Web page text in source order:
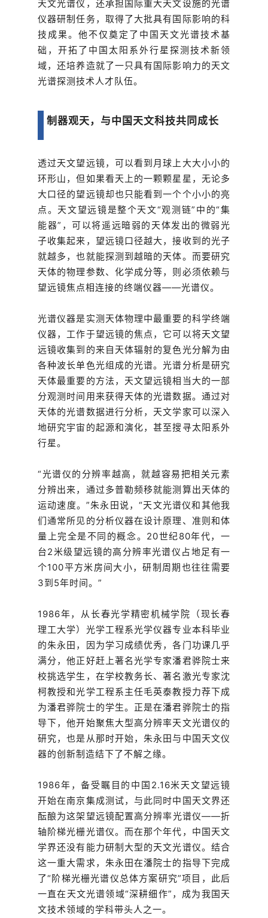
天文光谱仪，还承担国际重大天文设施的光谱
仪器研制任务，取得了大批具有国际影响的科
技成果。他不仅奠定了中国天文光谱技术基
础，开拓了中国太阳系外行星探测技术新领
域，还培养造就了一只具有国际影响力的天文
光谱探测技术人才队伍。
制器观天，与中国天文科技共同成长
透过天文望远镜，可以看到月球上大大小小的
环形山，但如果看天上的一颗颗星星，无论多
大口径的望远镜却也只能看到一个个小小的亮
点。天文望远镜是整个天文“观测链”中的“集
能器”，可以将遥远暗弱的天体发出的微弱光
子收集起来，望远镜口径越大，接收到的光子
就越多，也就能探测到越暗的天体。而要研究
天体的物理参数、化学成分等，则必须依赖与
望远镜焦点相连接的终端仪器——光谱仪。
光谱仪器是实测天体物理中最重要的科学终端
仪器，工作于望远镜的焦点，它可以将天文望
远镜收集到的来自天体辐射的复色光分解为由
各种波长单色光组成的光谱。光谱分析是研究
天体最重要的方法，天文望远镜相当大的一部
分观测时间用来获得天体的光谱数据。通过对
天体的光谱数据进行分析，天文学家可以深入
地研究宇宙的起源和演化，甚至搜寻太阳系外
行星。
“光谱仪的分辨率越高，就越容易把相关元素
分辨出来，通过多普勒频移就能测算出天体的
运动速度。”朱永田说，“天文光谱仪和其他我
们通常所见的分析仪器在设计原理、准则和体
量上完全是不同的概念。20世纪80年代，一
台2米级望远镜的高分辨率光谱仪占地足有一
个100平方米房间大小，研制周期也往往需要
3到5年时间。”
1986年，从长春光学精密机械学院（现长春
理工大学）光学工程系光学仪器专业本科毕业
的朱永田，因为学习成绩优秀，各门功课几乎
满分，他正好赶上著名光学专家潘君骅院士来
校挑选学生，在学校教务长、著名激光专家沈
柯教授和光学工程系主任毛英泰教授力荐下成
为潘君骅院士的学生。正是在潘君骅院士的指
导下，他开始聚焦大型高分辨率天文光谱仪的
研究，也是从那时开始，朱永田与中国天文仪
器的创新制造结下了不解之缘。
1986年，备受瞩目的中国2.16米天文望远镜
开始在南京集成测试，与此同时中国天文界还
酝酿为这架望远镜配置高分辨率光谱仪——折
轴阶梯光栅光谱仪。而在那个年代，中国天文
学界还没有能力研制大型的天文光谱仪。结合
这一重大需求，朱永田在潘院士的指导下完成
了“阶梯光栅光谱仪总体方案研究”项目，此后
一直在天文光谱领域“深耕细作”，成为我国天
文技术领域的学科带头人之一。